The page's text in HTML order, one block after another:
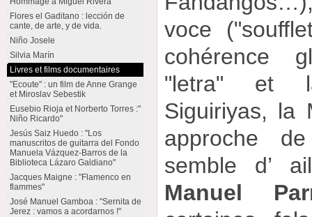
voce
cohérence
"letra" et
Siguiriyas, la
approche
semble d’
Manuel
Flores el Gaditano : lección de
cante, de arte, y de vida.
Niño Josele
Silvia Marín
Livres et films documentaires
"Ecoute" : un film de Anne Grange
et Miroslav Sebestik
Eusebio Rioja et Norberto Torres :"
Niño Ricardo"
Jesús Saiz Huedo : "Los
manuscritos de guitarra del Fondo
Manuela Vázquez-Barros de la
Biblioteca Lázaro Galdiano"
Jacques Maigne : "Flamenco en
flammes"
José Manuel Gamboa : "Sernita de
Jerez : vamos a acordarnos !"